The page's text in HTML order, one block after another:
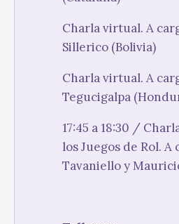
Charla virtual. A
Sillerico (Bolivia)
Charla virtual. A
Tegucigalpa
17:45 a 18:30 /
los Juegos de Rol.
Tavaniello y